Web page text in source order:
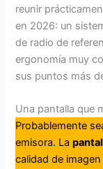
reunir
en 2026: un
de radio de
ergonomía muy
sus puntos más
Una pantalla que
Probablemente
emisora. La
calidad de